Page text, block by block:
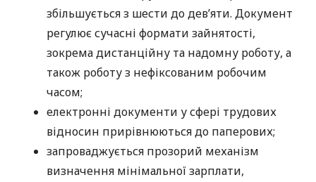
збільшується з шести до дев’яти. Документ
регулює сучасні формати зайнятості,
зокрема дистанційну та надомну роботу, а
також роботу з нефіксованим робочим
часом;
електронні документи у сфері трудових
відносин прирівнюються до паперових;
запроваджується прозорий механізм
визначення мінімальної зарплати,